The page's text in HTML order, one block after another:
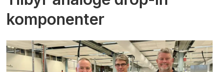
komponenter